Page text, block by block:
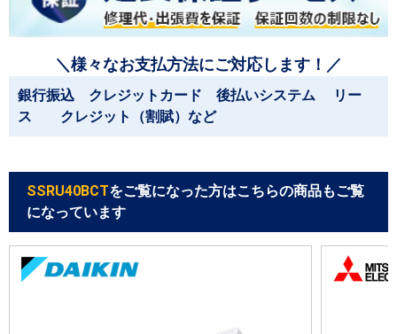
＼様々なお支払方法にご対応します！／
銀行振込 クレジットカード 後払いシステム リー
ス クレジット（割賦）など
SSRU40BCTをご覧になった方はこちらの商品もご覧
になっています